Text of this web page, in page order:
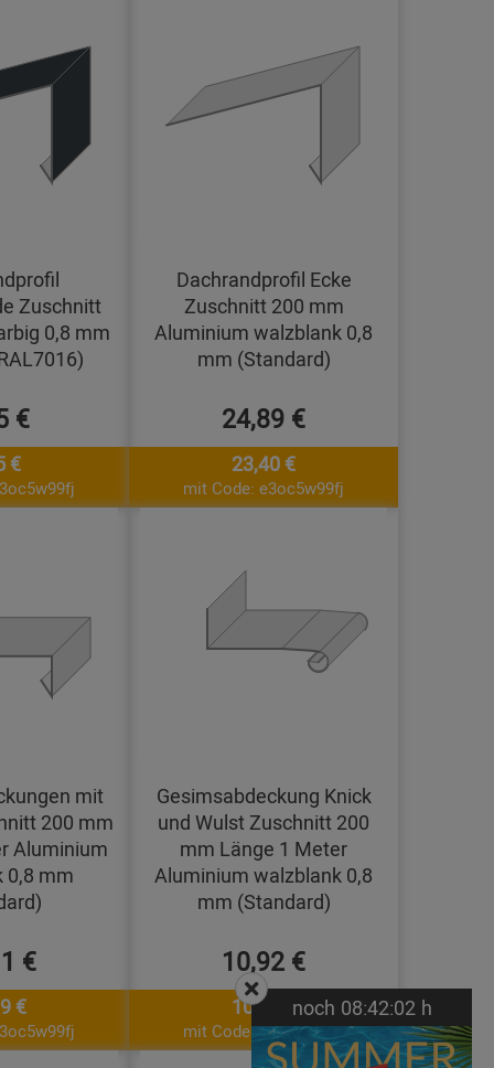
Zuschnitt
0,8 mm
€
€
Dachrandprofil Ecke
Zuschnitt 200 mm
Aluminium walzblank 0,8
mm (Standard)
24,89 €
23,40 €
mit Code: e3oc5w99fj
mit
200 mm
Aluminium
0,8 mm
€
€
Gesimsabdeckung Knick
und Wulst Zuschnitt 200
mm Länge 1 Meter
Aluminium walzblank 0,8
mm (Standard)
10,92 €
10,27 €
mit Code: e3oc5w99fj
noch 08:42:01 h